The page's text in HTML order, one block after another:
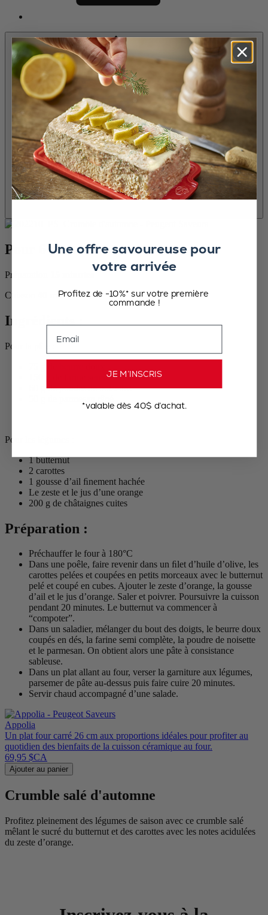
Pour 6 personnes :
Préparation
Cuisson
40 min
Ingrédients :
Pour la pâte :
150 g de farine semi-complète
60 g de poudre de noisettes
Pour les légumes :
1 butternut
2 carottes
1 gousse d’ail ﬁnement hachée
Le zeste et le jus d’une orange
200 g de châtaignes cuites
Préparation :
Préchauffer le four à 180°C
Dans une poêle, faire revenir dans un ﬁlet d’huile d’olive, les
carottes pelées et coupées en petits morceaux avec le butternut
pelé et coupé en cubes. Ajouter le zeste d’orange, la gousse
d’ail et le jus d’orange. Saler et poivrer. Poursuivre la cuisson
pendant 20 minutes. Le butternut va commencer à
“compoter”.
Dans un saladier, mélanger du bout des doigts, le beurre doux
coupés en dés, la farine semi complète, la poudre de noisette
et le parmesan. On obtient alors une pâte à consistance
sableuse.
Dans un plat allant au four, verser la garniture aux légumes,
parsemer de pâte au-dessus puis faire cuire 20 minutes.
Servir chaud accompagné d’une salade.
Appolia
Un plat four carré 26 cm aux proportions idéales pour profiter au
quotidien des bienfaits de la cuisson céramique au four.
69,95 $CA
Ajouter au panier
Crumble salé d'automne
Profitez pleinement des légumes de saison avec ce crumble salé
mêlant le sucré du butternut et des carottes avec les notes acidulées
du zeste d’orange.
Une offre savoureuse pour
votre arrivée
Profitez de -10%* sur votre première
commande !
JE M’INSCRIS
*valable dès 40$ d’achat.